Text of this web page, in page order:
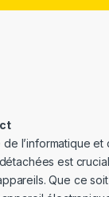
l’informatique et
est
Que ce